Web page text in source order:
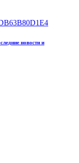
новости и